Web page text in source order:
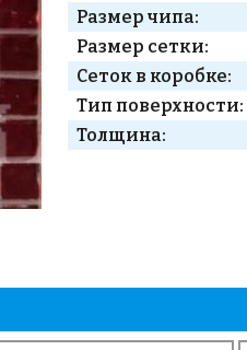
Размер чипа:
Размер сетки:
Сеток в коробке:
Тип поверхности:
Толщина: